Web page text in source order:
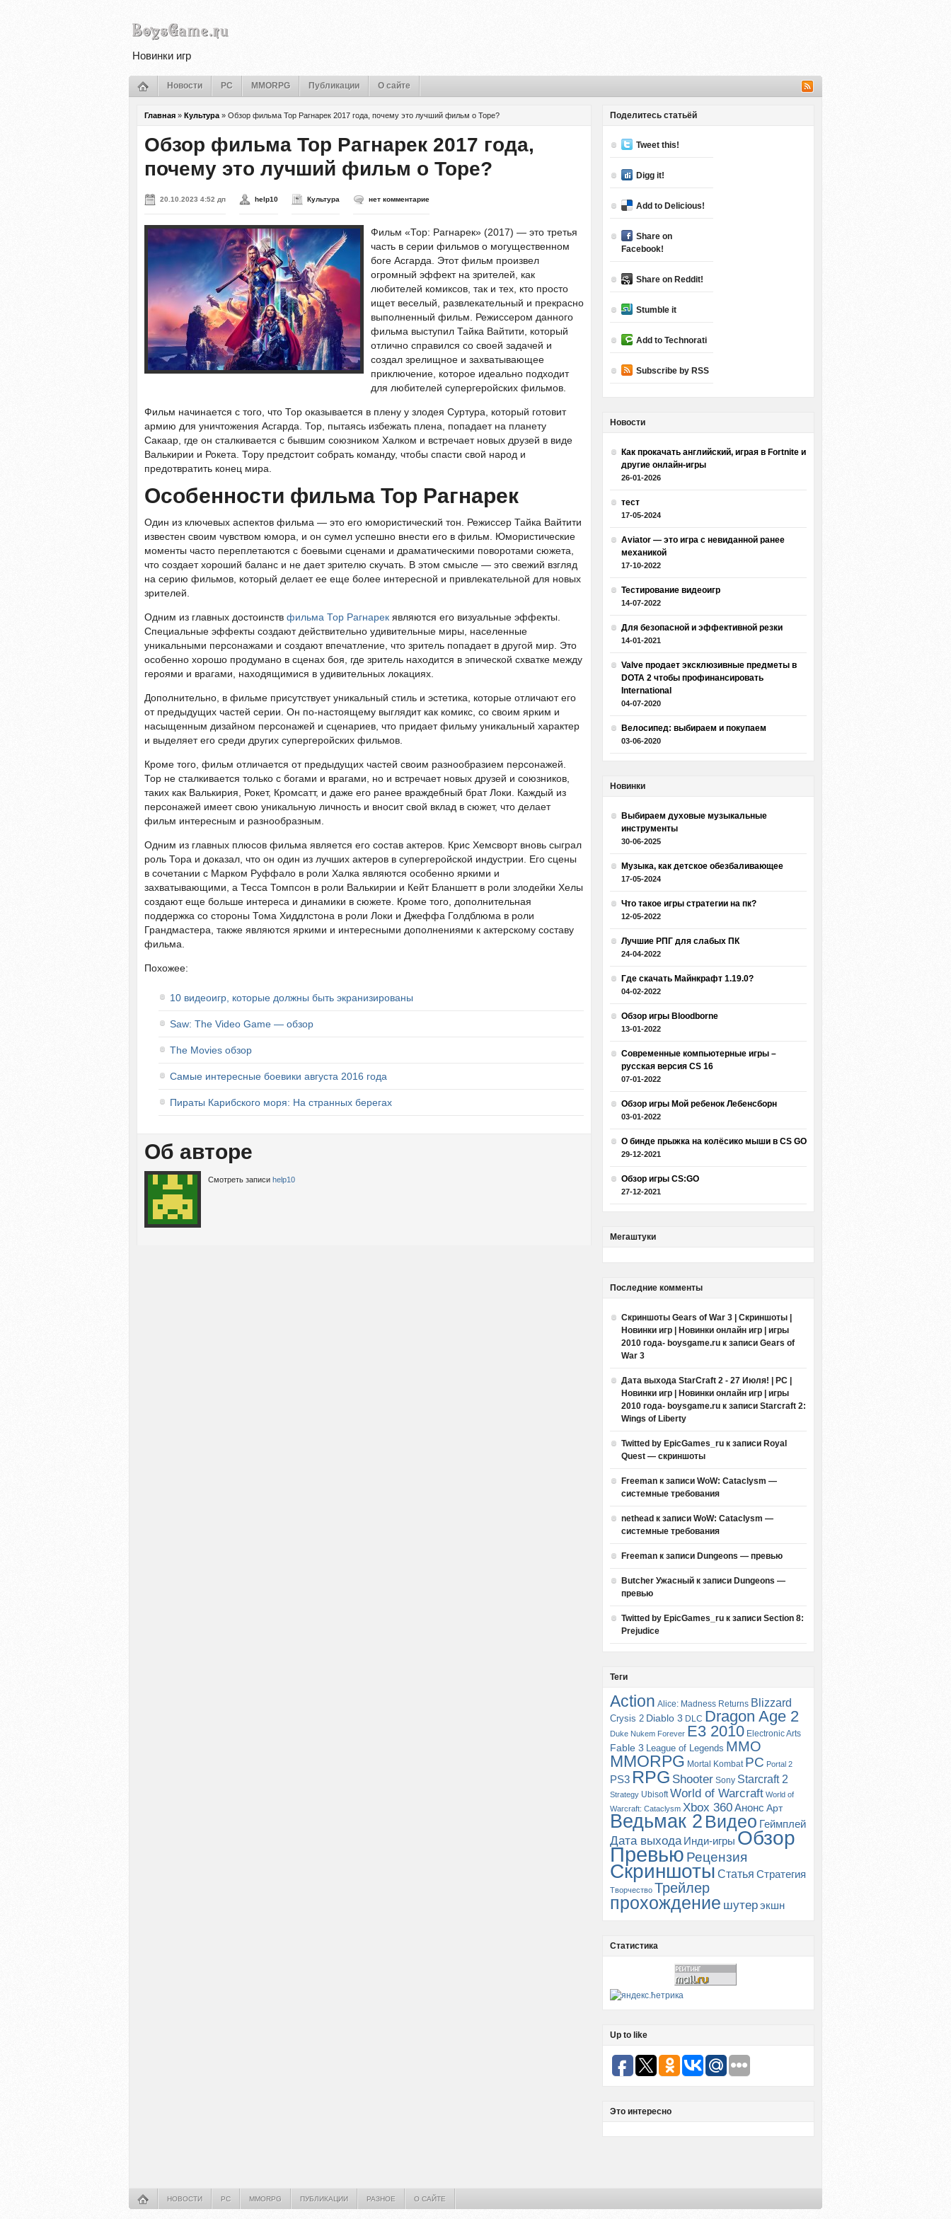
Новинки игр
Новости PC MMORPG Публикации О сайте
Главная » Культура » Обзор фильма Тор Рагнарек 2017 года, почему это лучший фильм о Торе?
Обзор фильма Тор Рагнарек 2017 года,
почему это лучший фильм о Торе?
20.10.2023 4:52 дп help10 Культура нет комментарие
Фильм «Тор: Рагнарек» (2017) — это третья
часть в серии фильмов о могущественном
боге Асгарда. Этот фильм произвел
огромный эффект на зрителей, как
любителей комиксов, так и тех, кто просто
ищет веселый, развлекательный и прекрасно
выполненный фильм. Режиссером данного
фильма выступил Тайка Вайтити, который
отлично справился со своей задачей и
создал зрелищное и захватывающее
приключение, которое идеально подходит
для любителей супергеройских фильмов.
Фильм начинается с того, что Тор оказывается в плену у злодея Суртура, который готовит
армию для уничтожения Асгарда. Тор, пытаясь избежать плена, попадает на планету
Сакаар, где он сталкивается с бывшим союзником Халком и встречает новых друзей в виде
Валькирии и Рокета. Тору предстоит собрать команду, чтобы спасти свой народ и
предотвратить конец мира.
Особенности фильма Тор Рагнарек
Один из ключевых аспектов фильма — это его юмористический тон. Режиссер Тайка Вайтити
известен своим чувством юмора, и он сумел успешно внести его в фильм. Юмористические
моменты часто переплетаются с боевыми сценами и драматическими поворотами сюжета,
что создает хороший баланс и не дает зрителю скучать. В этом смысле — это свежий взгляд
на серию фильмов, который делает ее еще более интересной и привлекательной для новых
зрителей.
Одним из главных достоинств фильма Тор Рагнарек являются его визуальные эффекты.
Специальные эффекты создают действительно удивительные миры, населенные
уникальными персонажами и создают впечатление, что зритель попадает в другой мир. Это
особенно хорошо продумано в сценах боя, где зритель находится в эпической схватке между
героями и врагами, находящимися в удивительных локациях.
Дополнительно, в фильме присутствует уникальный стиль и эстетика, которые отличают его
от предыдущих частей серии. Он по-настоящему выглядит как комикс, со своим ярким и
насыщенным дизайном персонажей и сценариев, что придает фильму уникальный характер
и выделяет его среди других супергеройских фильмов.
Кроме того, фильм отличается от предыдущих частей своим разнообразием персонажей.
Тор не сталкивается только с богами и врагами, но и встречает новых друзей и союзников,
таких как Валькирия, Рокет, Кромсатт, и даже его ранее враждебный брат Локи. Каждый из
персонажей имеет свою уникальную личность и вносит свой вклад в сюжет, что делает
фильм интересным и разнообразным.
Одним из главных плюсов фильма является его состав актеров. Крис Хемсворт вновь сыграл
роль Тора и доказал, что он один из лучших актеров в супергеройской индустрии. Его сцены
в сочетании с Марком Руффало в роли Халка являются особенно яркими и
захватывающими, а Тесса Томпсон в роли Валькирии и Кейт Бланшетт в роли злодейки Хелы
создают еще больше интереса и динамики в сюжете. Кроме того, дополнительная
поддержка со стороны Тома Хиддлстона в роли Локи и Джеффа Голдблюма в роли
Грандмастера, также являются яркими и интересными дополнениями к актерскому составу
фильма.
Похожее:
10 видеоигр, которые должны быть экранизированы
Saw: The Video Game — обзор
The Movies обзор
Самые интересные боевики августа 2016 года
Пираты Карибского моря: На странных берегах
Об авторе
Смотреть записи help10
Поделитесь статьёй
Tweet this!
Digg it!
Add to Delicious!
Share on
Facebook!
Share on Reddit!
Stumble it
Add to Technorati
Subscribe by RSS
Новости
Как прокачать английский, играя в Fortnite и
другие онлайн-игры
26-01-2026
тест
17-05-2024
Aviator — это игра с невиданной ранее
механикой
17-10-2022
Тестирование видеоигр
14-07-2022
Для безопасной и эффективной резки
14-01-2021
Valve продает эксклюзивные предметы в
DOTA 2 чтобы профинансировать
International
04-07-2020
Велосипед: выбираем и покупаем
03-06-2020
Новинки
Выбираем духовые музыкальные
инструменты
30-06-2025
Музыка, как детское обезбаливающее
17-05-2024
Что такое игры стратегии на пк?
12-05-2022
Лучшие РПГ для слабых ПК
24-04-2022
Где скачать Майнкрафт 1.19.0?
04-02-2022
Обзор игры Bloodborne
13-01-2022
Современные компьютерные игры –
русская версия CS 16
07-01-2022
Обзор игры Мой ребенок Лебенсборн
03-01-2022
О бинде прыжка на колёсико мыши в CS GO
29-12-2021
Обзор игры CS:GO
27-12-2021
Мегаштуки
Последние комменты
Скриншоты Gears of War 3 | Скриншоты |
Новинки игр | Новинки онлайн игр | игры
2010 года- boysgame.ru к записи Gears of
War 3
Дата выхода StarCraft 2 - 27 Июля! | PC |
Новинки игр | Новинки онлайн игр | игры
2010 года- boysgame.ru к записи Starcraft 2:
Wings of Liberty
Twitted by EpicGames_ru к записи Royal
Quest — скриншоты
Freeman к записи WoW: Cataclysm —
системные требования
nethead к записи WoW: Cataclysm —
системные требования
Freeman к записи Dungeons — превью
Butcher Ужасный к записи Dungeons —
превью
Twitted by EpicGames_ru к записи Section 8:
Prejudice
Теги
Action Alice: Madness Returns Blizzard
Crysis 2 Diablo 3 DLC Dragon Age 2
Duke Nukem Forever E3 2010 Electronic Arts
Fable 3 League of Legends MMO
MMORPG Mortal Kombat PC Portal 2
PS3 RPG Shooter Sony Starcraft 2
Strategy Ubisoft World of Warcraft World of
Warcraft: Cataclysm Xbox 360Анонс Арт
Ведьмак 2 Видео Геймплей
Дата выхода Инди-игры Обзор
Превью Рецензия
Скриншоты Статья Стратегия
Творчество Трейлер
прохождение шутерэкшн
Статистика
Up to like
Это интересно
НОВОСТИ PC MMORPG ПУБЛИКАЦИИ РАЗНОЕ О САЙТЕ